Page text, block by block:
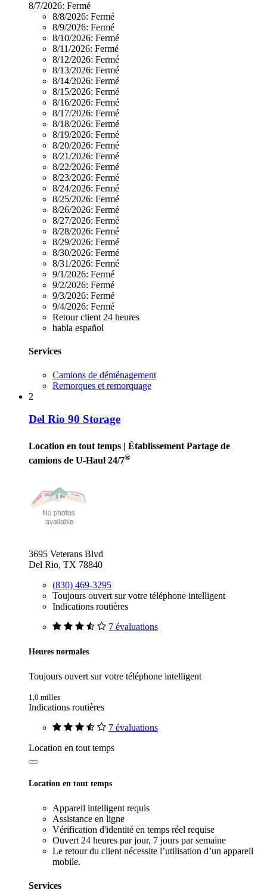
8/7/2026: Fermé
8/8/2026: Fermé
8/9/2026: Fermé
8/10/2026: Fermé
8/11/2026: Fermé
8/12/2026: Fermé
8/13/2026: Fermé
8/14/2026: Fermé
8/15/2026: Fermé
8/16/2026: Fermé
8/17/2026: Fermé
8/18/2026: Fermé
8/19/2026: Fermé
8/20/2026: Fermé
8/21/2026: Fermé
8/22/2026: Fermé
8/23/2026: Fermé
8/24/2026: Fermé
8/25/2026: Fermé
8/26/2026: Fermé
8/27/2026: Fermé
8/28/2026: Fermé
8/29/2026: Fermé
8/30/2026: Fermé
8/31/2026: Fermé
9/1/2026: Fermé
9/2/2026: Fermé
9/3/2026: Fermé
9/4/2026: Fermé
Retour client 24 heures
habla español
Services
Camions de déménagement
Remorques et remorquage
2
Del Rio 90 Storage
Location en tout temps | Établissement Partage de
camions de U-Haul 24/7®
3695 Veterans Blvd
Del Rio, TX 78840
(830) 469-3295
Toujours ouvert sur votre téléphone intelligent
Indications routières
7 évaluations
Heures normales
Toujours ouvert sur votre téléphone intelligent
1,0 milles
Indications routières
7 évaluations
Location en tout temps
Location en tout temps
Appareil intelligent requis
Assistance en ligne
Vérification d'identité en temps réel requise
Ouvert 24 heures par jour, 7 jours par semaine
Le retour du client nécessite l’utilisation d’un appareil
mobile.
Services